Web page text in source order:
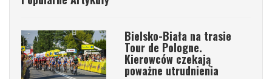
Bielsko-Biała na trasie
Tour de Pologne.
Kierowców czekają
poważne utrudnienia